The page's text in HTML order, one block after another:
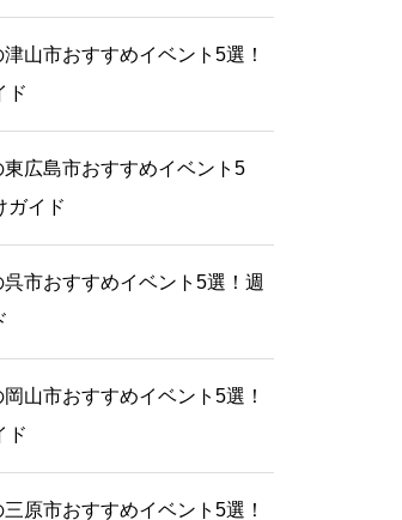
津山市おすすめイベント5選！
ド
東広島市おすすめイベント5
ガイド
呉市おすすめイベント5選！週
岡山市おすすめイベント5選！
ド
三原市おすすめイベント5選！